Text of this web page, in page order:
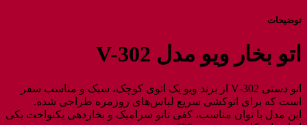
توضیحات
اتو بخار ویو مدل V-302
اتو دستی V‑302 از برند ویو یک اتوی کوچک، سبک و مناسب سفر
است که برای اتوکشی سریع لباس‌های روزمره طراحی شده.
این مدل با توان مناسب، کفی نانو سرامیک و بخاردهی یکنواخت یکی